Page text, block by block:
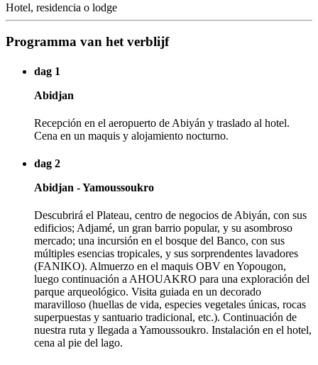
Hotel, residencia o lodge
Programma van het verblijf
dag 1
Abidjan
Recepción en el aeropuerto de Abiyán y traslado al hotel.
Cena en un maquis y alojamiento nocturno.
dag 2
Abidjan - Yamoussoukro
Descubrirá el Plateau, centro de negocios de Abiyán, con sus
edificios; Adjamé, un gran barrio popular, y su asombroso
mercado; una incursión en el bosque del Banco, con sus
múltiples esencias tropicales, y sus sorprendentes lavadores
(FANIKO). Almuerzo en el maquis OBV en Yopougon,
luego continuación a AHOUAKRO para una exploración del
parque arqueológico. Visita guiada en un decorado
maravilloso (huellas de vida, especies vegetales únicas, rocas
superpuestas y santuario tradicional, etc.). Continuación de
nuestra ruta y llegada a Yamoussoukro. Instalación en el hotel,
cena al pie del lago.